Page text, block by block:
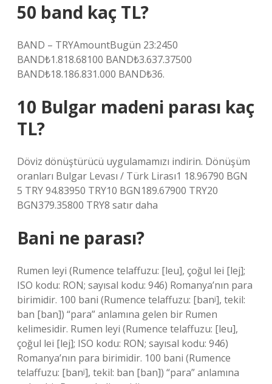
50 band kaç TL?
BAND – TRYAmountBugün 23:2450
BAND₺1.818.68100 BAND₺3.637.37500
BAND₺18.186.831.000 BAND₺36.
10 Bulgar madeni parası kaç
TL?
Döviz dönüştürücü uygulamamızı indirin. Dönüşüm
oranları Bulgar Levası / Türk Lirası1 18.96790 BGN
5 TRY 94.83950 TRY10 BGN189.67900 TRY20
BGN379.35800 TRY8 satır daha
Bani ne parası?
Rumen leyi (Rumence telaffuzu: [leu], çoğul lei [lej];
ISO kodu: RON; sayısal kodu: 946) Romanya’nın para
birimidir. 100 bani (Rumence telaffuzu: [banʲ], tekil:
ban [ban]) “para” anlamına gelen bir Rumen
kelimesidir. Rumen leyi (Rumence telaffuzu: [leu],
çoğul lei [lej]; ISO kodu: RON; sayısal kodu: 946)
Romanya’nın para birimidir. 100 bani (Rumence
telaffuzu: [banʲ], tekil: ban [ban]) “para” anlamına